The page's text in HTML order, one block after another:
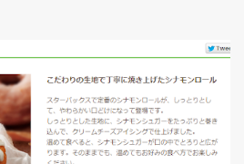
十分でないかもしれない。しかし、ヒ
れば、相対的なポジションが分かり
人が一緒に写っているので大きさを
、大きさ比較でタバコの箱を横に並べ
ぁ・・・。このご時世、タバコはNG
て10数年、ようやく見直されるよう
微妙では？？？というのが記事の主
んな感じ。 日頃、各方面から「話が長
自分が話すよりAIが話した方がよいと
う。